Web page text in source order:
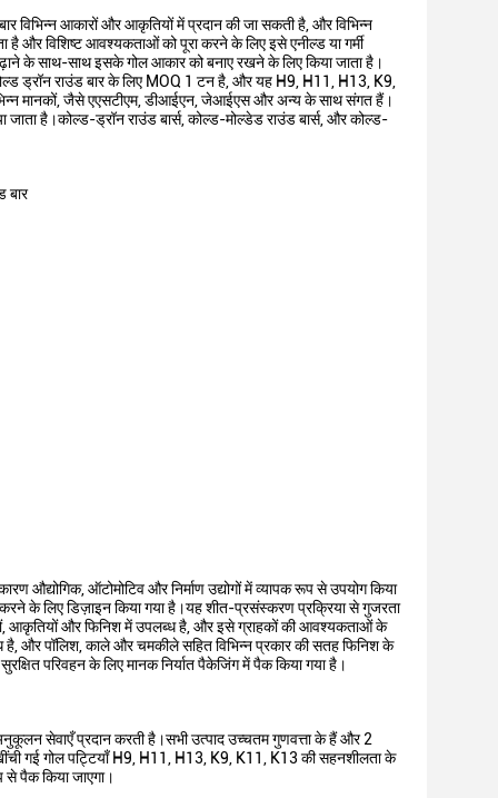
विभिन्न आकारों और आकृतियों में प्रदान की जा सकती है, और विभिन्न
और विशिष्ट आवश्यकताओं को पूरा करने के लिए इसे एनील्ड या गर्मी
के साथ-साथ इसके गोल आकार को बनाए रखने के लिए किया जाता है।
ड्रॉन राउंड बार के लिए MOQ 1 टन है, और यह H9, H11, H13, K9,
मानकों, जैसे एएसटीएम, डीआईएन, जेआईएस और अन्य के साथ संगत हैं।
जाता है।कोल्ड-ड्रॉन राउंड बार्स, कोल्ड-मोल्डेड राउंड बार्स, और कोल्ड-
बार
औद्योगिक, ऑटोमोटिव और निर्माण उद्योगों में व्यापक रूप से उपयोग किया
के लिए डिज़ाइन किया गया है।यह शीत-प्रसंस्करण प्रक्रिया से गुजरता
आकृतियों और फिनिश में उपलब्ध है, और इसे ग्राहकों की आवश्यकताओं के
और पॉलिश, काले और चमकीले सहित विभिन्न प्रकार की सतह फिनिश के
परिवहन के लिए मानक निर्यात पैकेजिंग में पैक किया गया है।
सेवाएँ प्रदान करती है।सभी उत्पाद उच्चतम गुणवत्ता के हैं और 2
गई गोल पट्टियाँ H9, H11, H13, K9, K11, K13 की सहनशीलता के
से पैक किया जाएगा।